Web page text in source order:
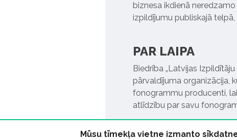
biznesa ikdienā
izpildījumu publiskajā
PAR LAIPA
Biedrība „Latvijas
pārvaldījuma organizācija,
fonogrammu producenti,
atlīdzību par savu
Mūsu tīmekļa vietne izmanto